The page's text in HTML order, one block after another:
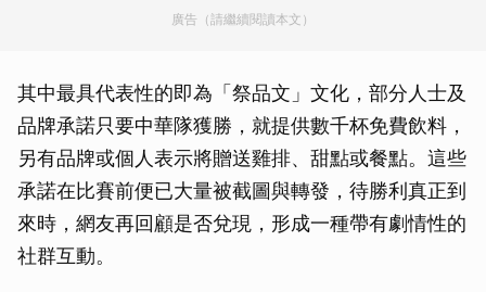
廣告（請繼續閱讀本文）
其中最具代表性的即為「祭品文」文化，部分人士及
品牌承諾只要中華隊獲勝，就提供數千杯免費飲料，
另有品牌或個人表示將贈送雞排、甜點或餐點。這些
承諾在比賽前便已大量被截圖與轉發，待勝利真正到
來時，網友再回顧是否兌現，形成一種帶有劇情性的
社群互動。